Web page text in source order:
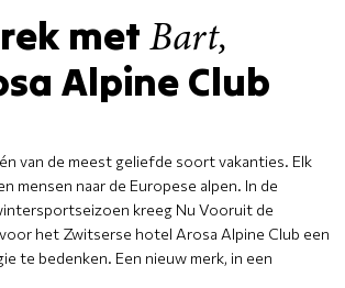
metBart,
Alpine Club
van de meest geliefde soort vakanties. Elk
mensen naar de Europese alpen. In de
kreeg Nu Vooruit de
het Zwitserse hotel Arosa Alpine Club een
te bedenken. Een nieuw merk, in een